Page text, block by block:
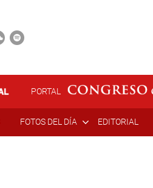
PORTAL
FOTOS DEL DÍA EDITORIAL